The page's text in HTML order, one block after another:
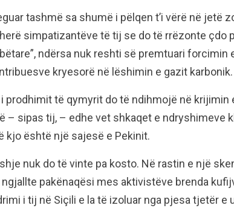
tashmë sa shumë i pëlqen t’i vërë në jetë
simpatizantëve të tij se do të rrëzonte çdo
ndërsa nuk reshti së premtuari forcimin
kryesorë në lëshimin e gazit karbonik.
prodhimit të qymyrit do të ndihmojë në krijimin
– sipas tij, – edhe vet shkaqet e ndryshimeve
kjo është një sajesë e Pekinit.
nuk do të vinte pa kosto. Në rastin e një
pakënaqësi mes aktivistëve brenda
i tij në Siçili e la të izoluar nga pjesa tjetër e